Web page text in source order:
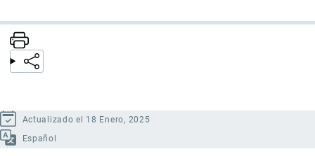
Actualizado el 18 Enero, 2025
Español